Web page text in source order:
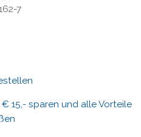
7
15,- sparen und alle Vorteile